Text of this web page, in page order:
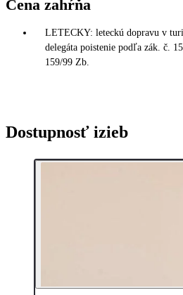
Cena zahŕňa
LETECKY: leteckú dopravu v
delegáta poistenie podľa zák. č.
159/99 Zb.
Dostupnosť izieb